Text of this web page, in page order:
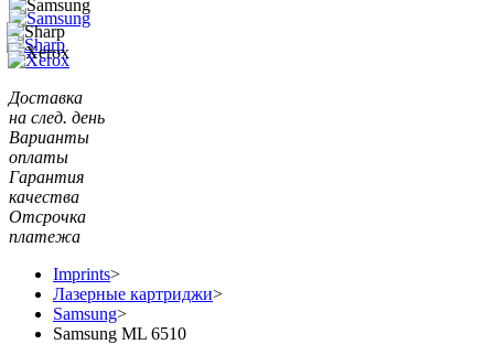
Доставка
на след. день
Варианты
оплаты
Гарантия
качества
Отсрочка
платежа
Imprints>
Лазерные картриджи>
Samsung>
Samsung ML 6510